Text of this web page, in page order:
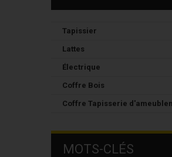
Tapissier
Lattes
Électrique
Coffre Bois
Coffre Tapisserie
MOTS-CLÉS